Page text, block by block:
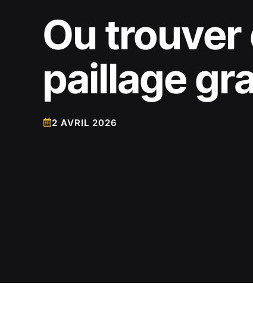
Ou trouver
paillage
2 AVRIL 2026